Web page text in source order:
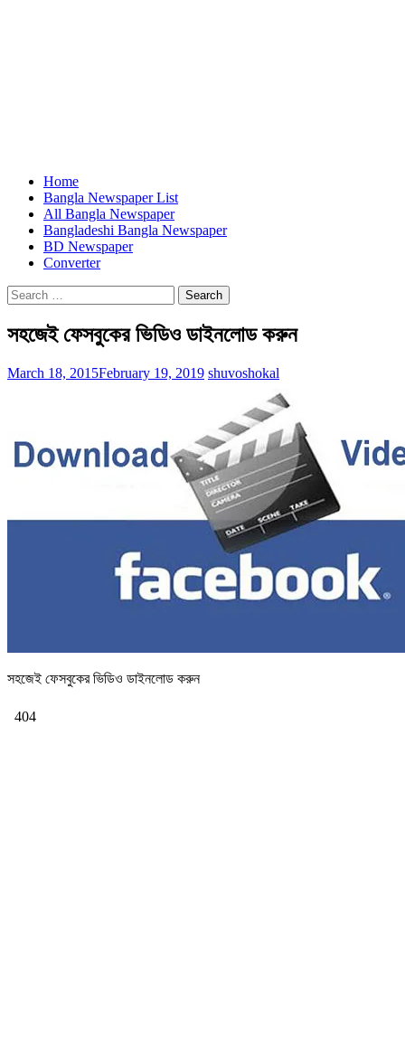
Home
Bangla Newspaper List
All Bangla Newspaper
Bangladeshi Bangla Newspaper
BD Newspaper
Converter
Search
for:
সহজেই ফেসবুকের ভিডিও ডাইনলোড করুন
March 18, 2015February 19, 2019 shuvoshokal
সহজেই ফেসবুকের ভিডিও ডাইনলোড করুন